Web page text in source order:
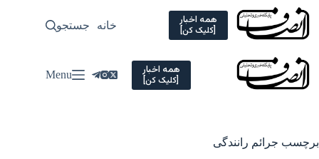
Skip
content
همه اخبار
[کلیک کن] خانه سیاسی
جستجو
همه اخبار
[کلیک کن] Menu
برچسب جرائم رانندگی